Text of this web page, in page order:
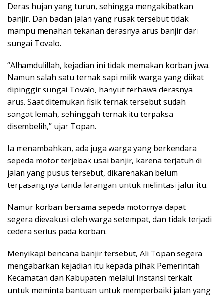
Deras hujan yang turun, sehingga mengakibatkan
banjir. Dan badan jalan yang rusak tersebut tidak
mampu menahan tekanan derasnya arus banjir dari
sungai Tovalo.
“Alhamdulillah, kejadian ini tidak memakan korban jiwa.
Namun salah satu ternak sapi milik warga yang diikat
dipinggir sungai Tovalo, hanyut terbawa derasnya
arus. Saat ditemukan fisik ternak tersebut sudah
sangat lemah, sehinggah ternak itu terpaksa
disembelih,” ujar Topan.
Ia menambahkan, ada juga warga yang berkendara
sepeda motor terjebak usai banjir, karena terjatuh di
jalan yang pusus tersebut, dikarenakan belum
terpasangnya tanda larangan untuk melintasi jalur itu.
Namur korban bersama sepeda motornya dapat
segera dievakusi oleh warga setempat, dan tidak terjadi
cedera serius pada korban.
Menyikapi bencana banjir tersebut, Ali Topan segera
mengabarkan kejadian itu kepada pihak Pemerintah
Kecamatan dan Kabupaten melalui Instansi terkait
untuk meminta bantuan untuk memperbaiki jalan yang